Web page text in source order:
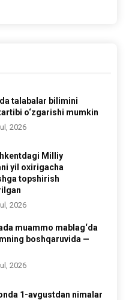
talabalar bilimini
o‘zgarishi mumkin
2026
Milliy
yil oxirigacha
topshirish
2026
muammo mablag‘da
boshqaruvida —
2026
1-avgustdan nimalar